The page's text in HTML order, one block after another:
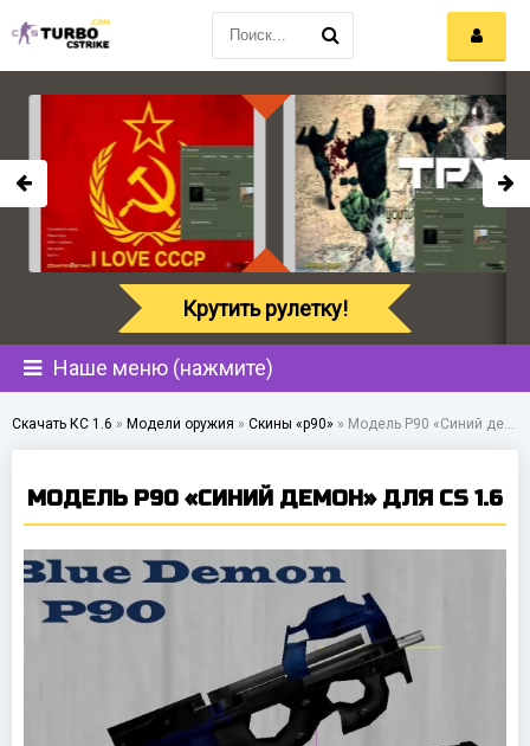
Наше меню (нажмите)
Скачать КС 1.6 » Модели оружия » Скины «p90» » Модель P90 «Синий демон» для CS 1.6
МОДЕЛЬ P90 «СИНИЙ ДЕМОН» ДЛЯ CS 1.6
Крутить рулетку!